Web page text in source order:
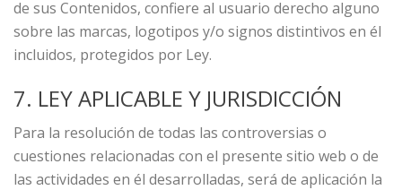
de sus Contenidos, confiere al usuario derecho alguno
sobre las marcas, logotipos y/o signos distintivos en él
incluidos, protegidos por Ley.
7. LEY APLICABLE Y JURISDICCIÓN
Para la resolución de todas las controversias o
cuestiones relacionadas con el presente sitio web o de
las actividades en él desarrolladas, será de aplicación la